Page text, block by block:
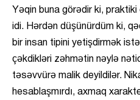
Yəqin buna görədir ki,
idi. Hərdən düşünürdüm ki,
bir insan tipini yetişdirmək
çəkdikləri zəhmətin nəylə
təsəvvürə malik deyildilər.
hesablaşmırdı, axmaq